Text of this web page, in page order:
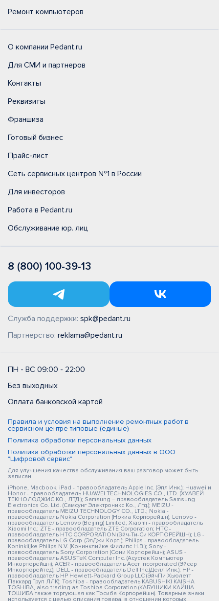
Ремонт компьютеров
О компании Pedant.ru
Для СМИ и партнеров
Контакты
Реквизиты
Франшиза
Готовый бизнес
Прайс-лист
Сеть сервисных центров №1 в России
Для инвесторов
Работа в Pedant.ru
Обслуживание юр. лиц
8 (800) 100-39-13
Служба поддержки: spk@pedant.ru
Партнерство: reklama@pedant.ru
ПН - ВС 09:00 - 22:00
Без выходных
Оплата банковской картой
Правила и условия на выполнение ремонтных работ в
сервисном центре типовые (единые)
Политика обработки персональных данных
Политика обработки персональных данных в ООО
"Цифровой сервис"
Для улучшения качества обслуживания ваш разговор может быть
записан
iPhone, Macbook, iPad - правообладатель Apple Inc. (Эпл Инк.); Huawei и
Honor - правообладатель HUAWEI TECHNOLOGIES CO., LTD. (ХУАВЕЙ
ТЕКНОЛОДЖИС КО., ЛТД.); Samsung – правообладатель Samsung
Electronics Co. Ltd. (Самсунг Электроникс Ко., Лтд.); MEIZU -
правообладатель MEIZU TECHNOLOGY CO., LTD.; Nokia -
правообладатель Nokia Corporation (Нокиа Корпорейшн); Lenovo -
правообладатель Lenovo (Beijing) Limited; Xiaomi - правообладатель
Xiaomi Inc.; ZTE - правообладатель ZTE Corporation; HTC -
правообладатель HTC CORPORATION (Эйч-Ти-Си КОРПОРЕЙШН); LG -
правообладатель LG Corp. (ЭлДжи Корп.); Philips - правообладатель
Koninklijke Philips N.V. (Конинклийке Филипс Н.В.); Sony -
правообладатель Sony Corporation (Сони Корпорейшн); ASUS -
правообладатель ASUSTeK Computer Inc. (Асустек Компьютер
Инкорпорейшн); ACER - правообладатель Acer Incorporated (Эйсер
Инкорпорейтед); DELL - правообладатель Dell Inc.(Делл Инк.); HP -
правообладатель HP Hewlett-Packard Group LLC (ЭйчПи Хьюлетт
Паккард Груп ЛЛК); Toshiba - правообладатель KABUSHIKI KAISHA
TOSHIBA, also trading as Toshiba Corporation (КАБУШИКИ КАЙША
ТОШИБА также торгующая как Тосиба Корпорейшн). Товарные знаки
используется с целью описания товара, в отношении которых